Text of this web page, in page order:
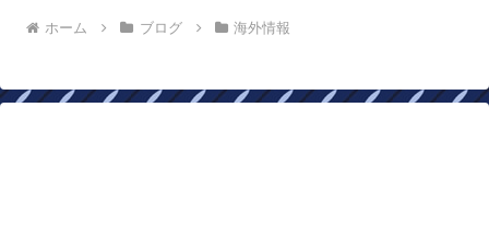
ホーム ブログ 海外情報